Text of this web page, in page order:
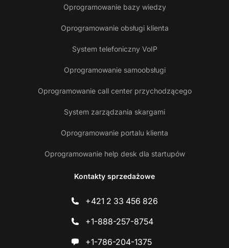
Oprogramowanie bazy wiedzy
Oprogramowanie obsługi klienta
System telefoniczny VoIP
Oprogramowanie samoobsługi
Oprogramowanie call center przychodzącego
System zarządzania skargami
Oprogramowanie portalu klienta
Oprogramowanie help desk dla startupów
Kontakty sprzedażowe
+421 2 33 456 826
+1-888-257-8754
+1-786-204-1375